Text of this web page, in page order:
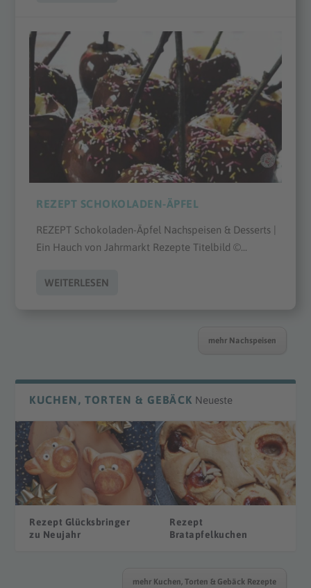
REZEPT SCHOKOLADEN-ÄPFEL
REZEPT Schokoladen-Äpfel Nachspeisen & Desserts |
Ein Hauch von Jahrmarkt Rezepte Titelbild ©...
WEITERLESEN
mehr Nachspeisen
KUCHEN, TORTEN & GEBÄCK Neueste
Rezept Glücksbringer
zu Neujahr
Rezept
Bratapfelkuchen
mehr Kuchen, Torten & Gebäck Rezepte